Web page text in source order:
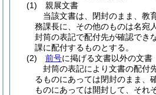
(1)
親展文書
当該文書は、閉封のまま、教
務課長に、その他のものは名宛
封筒の表記で配付先が確認でき
課に配付するものとする。
(2)
前号に掲げる文書以外の文書
封筒の表記により文書の配付
るものにあっては閉封のまま、
ものにあっては開封して、それ